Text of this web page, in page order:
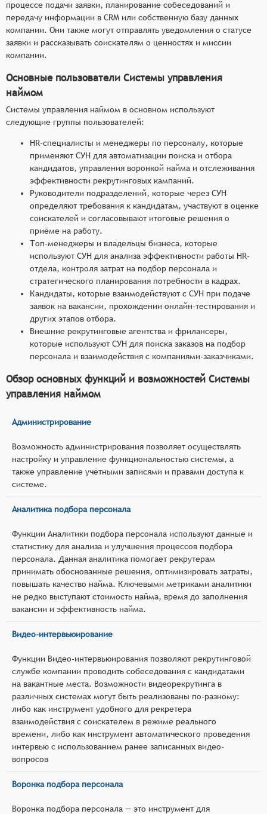
процессе подачи заявки, планирование собеседований и
передачу информации в CRM или собственную базу данных
компании. Они также могут отправлять уведомления о статусе
заявки и рассказывать соискателям о ценностях и миссии
компании.
Основные пользователи Системы управления
наймом
Системы управления наймом в основном используют
следующие группы пользователей:
HR-специалисты и менеджеры по персоналу, которые
применяют СУН для автоматизации поиска и отбора
кандидатов, управления воронкой найма и отслеживания
эффективности рекрутинговых кампаний.
Руководители подразделений, которые через СУН
определяют требования к кандидатам, участвуют в оценке
соискателей и согласовывают итоговые решения о
приёме на работу.
Топ-менеджеры и владельцы бизнеса, которые
используют СУН для анализа эффективности работы HR-
отдела, контроля затрат на подбор персонала и
стратегического планирования потребности в кадрах.
Кандидаты, которые взаимодействуют с СУН при подаче
заявок на вакансии, прохождении онлайн-тестирования и
других этапов отбора.
Внешние рекрутинговые агентства и фрилансеры,
которые используют СУН для поиска заказов на подбор
персонала и взаимодействия с компаниями-заказчиками.
Обзор основных функций и возможностей Системы
управления наймом
Администрирование
Возможность администрирования позволяет осуществлять
настройку и управление функциональностью системы, а
также управление учётными записями и правами доступа к
системе.
Аналитика подбора персонала
Функции Аналитики подбора персонала используют данные и
статистику для анализа и улучшения процессов подбора
персонала. Данная аналитика помогает рекрутерам
принимать обоснованные решения, оптимизировать затраты,
повышать качество найма. Ключевыми метриками аналитики
не редко выступают стоимость найма, время до заполнения
вакансии и эффективность найма.
Видео-интервьюирование
Функции Видео-интервьюирования позволяют рекрутинговой
службе компании проводить собеседования с кандидатами
на вакантные места. Возможности видеорекрутинга в
различных системах могут быть реализованы по-разному:
либо как инструмент удобного для рекретера
взаимодействия с соискателем в режиме реального
времени, либо как инструмент автоматического проведения
интервью с использованием ранее записанных видео-
вопросов
Воронка подбора персонала
Воронка подбора персонала — это инструмент для